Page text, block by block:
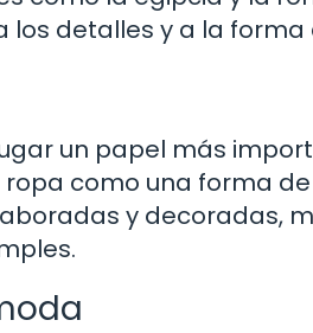
detalles y a la forma
un papel más
como una forma
y decoradas,